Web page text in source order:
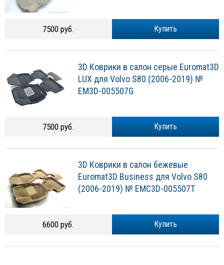
Купить
7500 руб.
3D Коврики в салон серые Euromat3D
LUX для Volvo S80 (2006-2019) №
EM3D-005507G
Купить
7500 руб.
3D Коврики в салон бежевые
Euromat3D Business для Volvo S80
(2006-2019) № EMC3D-005507T
Купить
6600 руб.